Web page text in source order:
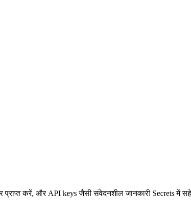
करें, और API keys जैसी संवेदनशील जानकारी Secrets में